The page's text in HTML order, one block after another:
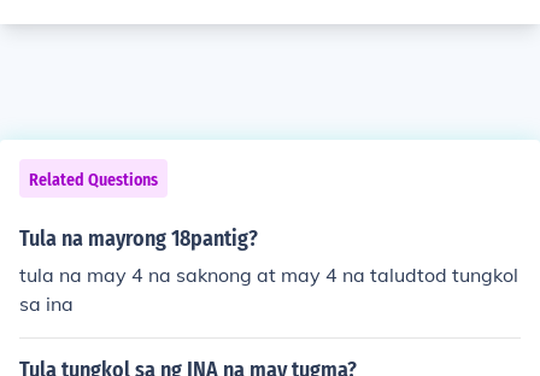
Related Questions
Tula na mayrong 18pantig?
tula na may 4 na saknong at may 4 na taludtod tungkol
sa ina
Tula tungkol sa ng INA na may tugma?